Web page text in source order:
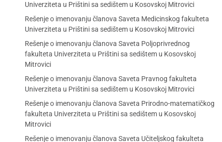
Univerziteta u Prištini sa sedištem u Kosovskoj Mitrovici
Rešenje o imenovanju članova Saveta Medicinskog fakulteta
Univerziteta u Prištini sa sedištem u Kosovskoj Mitrovici
Rešenje o imenovanju članova Saveta Poljoprivrednog
fakulteta Univerziteta u Prištini sa sedištem u Kosovskoj
Mitrovici
Rešenje o imenovanju članova Saveta Pravnog fakulteta
Univerziteta u Prištini sa sedištem u Kosovskoj Mitrovici
Rešenje o imenovanju članova Saveta Prirodno-matematičkog
fakulteta Univerziteta u Prištini sa sedištem u Kosovskoj
Mitrovici
Rešenje o imenovanju članova Saveta Učiteljskog fakulteta